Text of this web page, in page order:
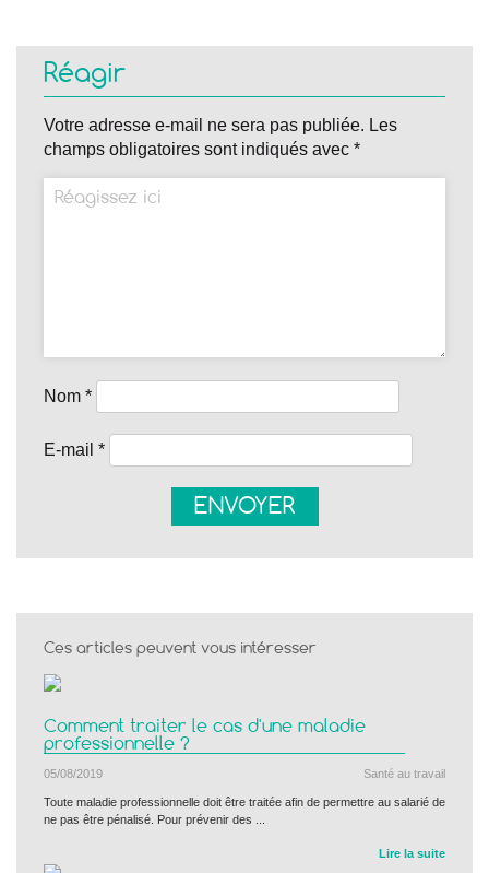
Réagir
Votre adresse e-mail ne sera pas publiée. Les
champs obligatoires sont indiqués avec *
Nom *
E-mail *
Ces articles peuvent vous intéresser
Comment traiter le cas d'une maladie
professionnelle ?
05/08/2019 Santé au travail
Toute maladie professionnelle doit être traitée afin de permettre au salarié de
ne pas être pénalisé. Pour prévenir des ...
Lire la suite